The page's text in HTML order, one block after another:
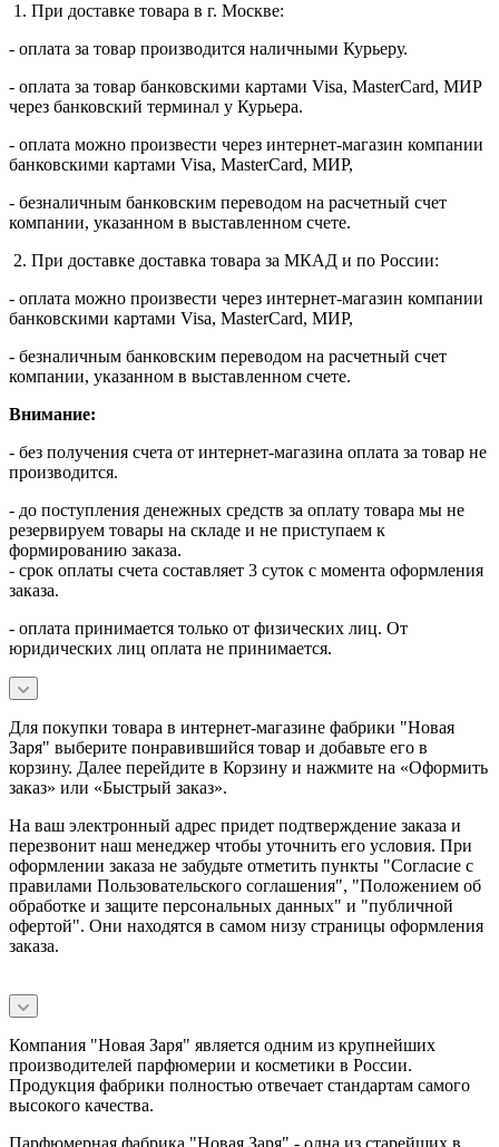
1. При доставке товара в г. Москве:
- оплата за товар производится наличными Курьеру.
- оплата за товар банковскими картами Visa, MasterСard, МИР
через банковский терминал у Курьера.
- оплата можно произвести через интернет-магазин компании
банковскими картами Visa, MasterСard, МИР,
- безналичным банковским переводом на расчетный счет
компании, указанном в выставленном счете.
2. При доставке доставка товара за МКАД и по России:
- оплата можно произвести через интернет-магазин компании
банковскими картами Visa, MasterСard, МИР,
- безналичным банковским переводом на расчетный счет
компании, указанном в выставленном счете.
Внимание:
- без получения счета от интернет-магазина оплата за товар не
производится.
- до поступления денежных средств за оплату товара мы не
резервируем товары на складе и не приступаем к
формированию заказа.
- срок оплаты счета составляет 3 суток с момента оформления
заказа.
- оплата принимается только от физических лиц. От
юридических лиц оплата не принимается.
Для покупки товара в интернет-магазине фабрики "Новая
Заря" выберите понравившийся товар и добавьте его в
корзину. Далее перейдите в Корзину и нажмите на «Оформить
заказ» или «Быстрый заказ».
На ваш электронный адрес придет подтверждение заказа и
перезвонит наш менеджер чтобы уточнить его условия. При
оформлении заказа не забудьте отметить пункты "Согласие с
правилами Пользовательского соглашения", "Положением об
обработке и защите персональных данных" и "публичной
офертой". Они находятся в самом низу страницы оформления
заказа.
Компания "Новая Заря" является одним из крупнейших
производителей парфюмерии и косметики в России.
Продукция фабрики полностью отвечает стандартам самого
высокого качества.